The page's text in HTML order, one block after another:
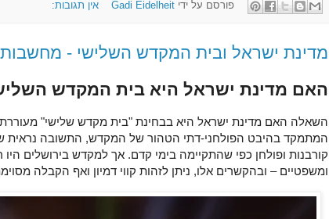
פורסם על ידי Gadi Eidelheit אין תגובות:
מדינת ישראל ובית המקדש השלישי -
האם מדינת ישראל היא בית המקדש
השאלה האם מדינת ישראל היא בבחינת "בית מקדש שלישי"
המתמקד בהיבט הפולחני-דתי הטהור של המקדש, התשובה נראית
קורבנות ופולחן כפי שהתקיימה בימי קדם. אך למקדש בירושלים היו
ומשפטיים – ובהקשרים אלו, ניתן לזהות קווי דמיון ואף הקבלה